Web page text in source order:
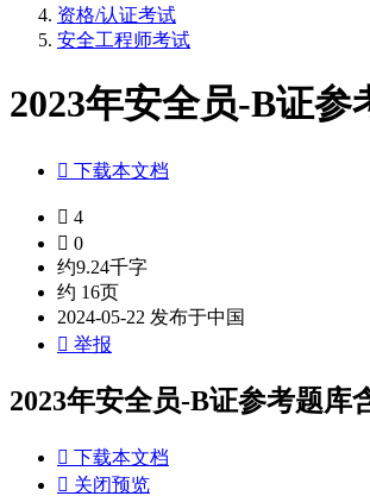
资格/认证考试
安全工程师考试
2023年安全员-B证
 下载本文档
 4
 0
约9.24千字
约 16页
2024-05-22 发布于中国
 举报
2023年安全员-B证参考题库
 下载本文档
 关闭预览